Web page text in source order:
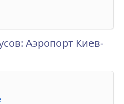
Аэропорт Киев-